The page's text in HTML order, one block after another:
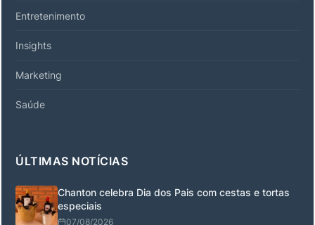
Entretenimento
Insights
Marketing
Saúde
ÚLTIMAS NOTÍCIAS
Chanton celebra Dia dos Pais com cestas e tortas
especiais
07/08/2026